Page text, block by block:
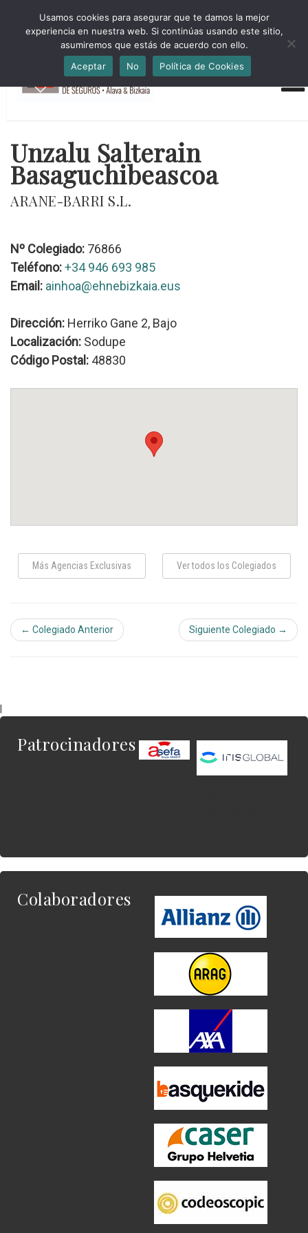
HORARIO INVIERNO Lun-Jue 09:00-16:30 Vier 9:00-14:00
administracion@cmsab.eus 94.442.43.43 Móvil y Whatsapp
688.889.170
Unzalu Salterain
Basaguchibeascoa
ARANE-BARRI S.L.
Nº Colegiado: 76866
Teléfono:+34 946 693 985
Email: ainhoa@ehnebizkaia.eus
Dirección: Herriko Gane 2, Bajo
Localización: Sodupe
Código Postal: 48830
Más Agencias Exclusivas Ver todos los Colegiados
← Colegiado Anterior Siguiente Colegiado →
Patrocinadores
Colaboradores
Usamos cookies para asegurar que te damos la mejor
experiencia en nuestra web. Si continúas usando este sitio,
asumiremos que estás de acuerdo con ello.
Aceptar
No Política de Cookies